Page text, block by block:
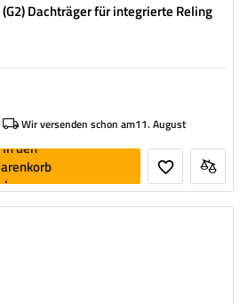
Dachträger für integrierte Reling
Wir versenden schon am11. August
In den
legen